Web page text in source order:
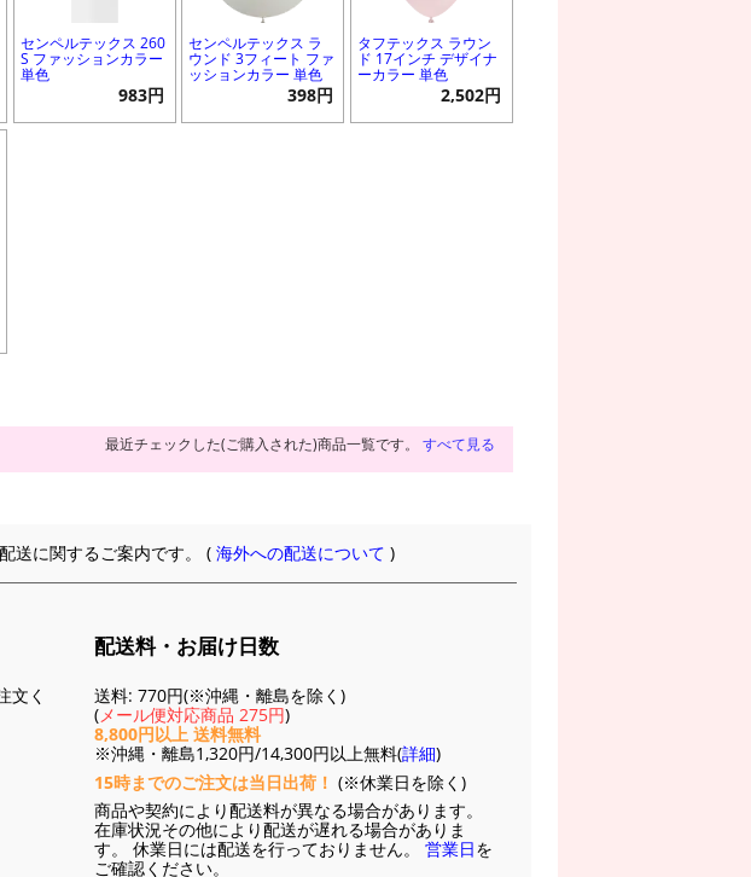
センペルテックス 260
S ファッションカラー
単色
983円
センペルテックス ラ
ウンド 3フィート ファ
ッションカラー 単色
398円
タフテックス ラウン
ド 17インチ デザイナ
ーカラー 単色
2,502円
最近チェックした(ご購入された)商品一覧です。 すべて見る
送に関するご案内です。 (海外への配送について )
文く
配送料・お届け日数
送料: 770円(※沖縄・離島を除く)
(メール便対応商品 275円)
8,800円以上 送料無料
※沖縄・離島1,320円/14,300円以上無料(詳細)
15時までのご注文は当日出荷！ (※休業日を除く)
商品や契約により配送料が異なる場合があります。
在庫状況その他により配送が遅れる場合がありま
す。 休業日には配送を行っておりません。 営業日を
ご確認ください。